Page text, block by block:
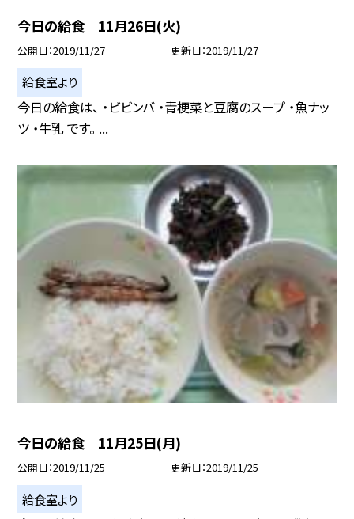
今日の給食 11月26日(火)
公開日 2019/11/27 更新日 2019/11/27
給食室より
今日の給食は、 ・ビビンバ ・青梗菜と豆腐のスープ ・魚ナッ
ツ ・牛乳 です。 ...
今日の給食 11月25日(月)
公開日 2019/11/25 更新日 2019/11/25
給食室より